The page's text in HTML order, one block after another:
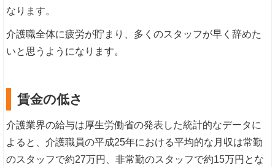
なります。
介護職全体に疲労が貯まり、多くのスタッフが早く辞めた
いと思うようになります。
賃金の低さ
介護業界の給与は厚生労働省の発表した統計的なデータに
よると、介護職員の平成25年における平均的な月収は常勤
のスタッフで約27万円、非常勤のスタッフで約15万円とな